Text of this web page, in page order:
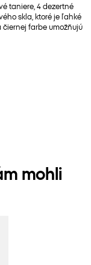
taniere, 4 dezertné
skla, ktoré je ľahké
farbe umožňujú
mohli